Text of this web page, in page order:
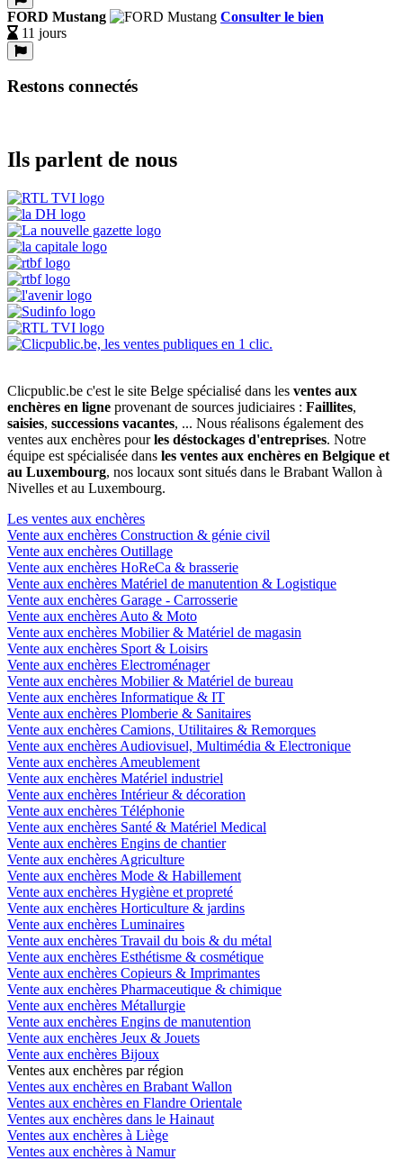
FORD Mustang
Consulter le bien
11 jours
Restons connectés
Ils parlent de nous
Clicpublic.be c'est le site Belge spécialisé dans les ventes aux
enchères en ligne provenant de sources judiciaires : Faillites,
saisies, successions vacantes, ... Nous réalisons également des
ventes aux enchères pourles déstockages d'entreprises. Notre
équipe est spécialisée dans les ventes aux enchères en Belgique et
au Luxembourg, nos locaux sont situés dans le Brabant Wallon à
Nivelles et au Luxembourg.
Les ventes aux enchères
Vente aux enchères Construction & génie civil
Vente aux enchères Outillage
Vente aux enchères HoReCa & brasserie
Vente aux enchères Matériel de manutention & Logistique
Vente aux enchères Garage - Carrosserie
Vente aux enchères Auto & Moto
Vente aux enchères Mobilier & Matériel de magasin
Vente aux enchères Sport & Loisirs
Vente aux enchères Electroménager
Vente aux enchères Mobilier & Matériel de bureau
Vente aux enchères Informatique & IT
Vente aux enchères Plomberie & Sanitaires
Vente aux enchères Camions, Utilitaires & Remorques
Vente aux enchères Audiovisuel, Multimédia & Electronique
Vente aux enchères Ameublement
Vente aux enchères Matériel industriel
Vente aux enchères Intérieur & décoration
Vente aux enchères Téléphonie
Vente aux enchères Santé & Matériel Medical
Vente aux enchères Engins de chantier
Vente aux enchères Agriculture
Vente aux enchères Mode & Habillement
Vente aux enchères Hygiène et propreté
Vente aux enchères Horticulture & jardins
Vente aux enchères Luminaires
Vente aux enchères Travail du bois & du métal
Vente aux enchères Esthétisme & cosmétique
Vente aux enchères Copieurs & Imprimantes
Vente aux enchères Pharmaceutique & chimique
Vente aux enchères Métallurgie
Vente aux enchères Engins de manutention
Vente aux enchères Jeux & Jouets
Vente aux enchères Bijoux
Ventes aux enchères par région
Ventes aux enchères en Brabant Wallon
Ventes aux enchères en Flandre Orientale
Ventes aux enchères dans le Hainaut
Ventes aux enchères à Liège
Ventes aux enchères à Namur